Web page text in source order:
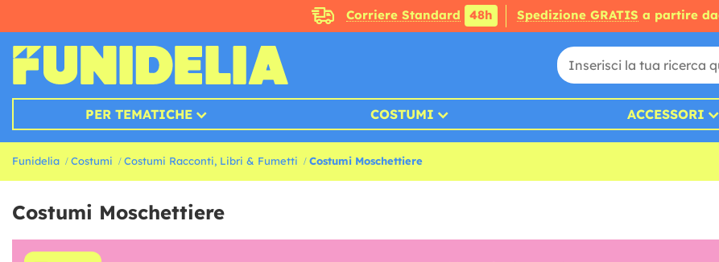
Corriere Standard 48h Spedizione GRATIS a partire
PER TEMATICHE COSTUMI ACCESSORI
Funidelia Costumi Costumi Racconti, Libri & Fumetti Costumi Moschettiere
Costumi Moschettiere